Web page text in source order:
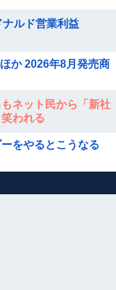
ルド営業利益
か 2026年8月発売商
ネット民から「新社
われる
をやるとこうなる